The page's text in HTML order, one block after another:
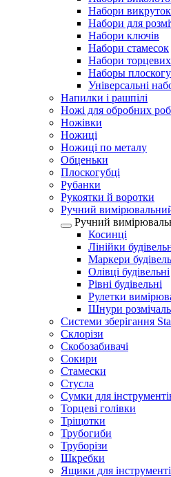
Набори викруток
Набори для
Набори ключів
Набори стамесок
Набори торцевих
Наборы
Універсальні
Напилки і рашпілі
Ножі для обробних
Ножівки
Ножиці
Ножиці по металу
Обценьки
Плоскогубці
Рубанки
Рукоятки й воротки
Ручний
Ручний
Косинці
Лінійки
Маркери
Олівці будівельні
Рівні будівельні
Рулетки
Шнури
Системи зберігання
Склорізи
Скобозабивачі
Сокири
Стамески
Стусла
Сумки для
Торцеві голівки
Тріщотки
Трубогиби
Труборізи
Шкребки
Ящики для